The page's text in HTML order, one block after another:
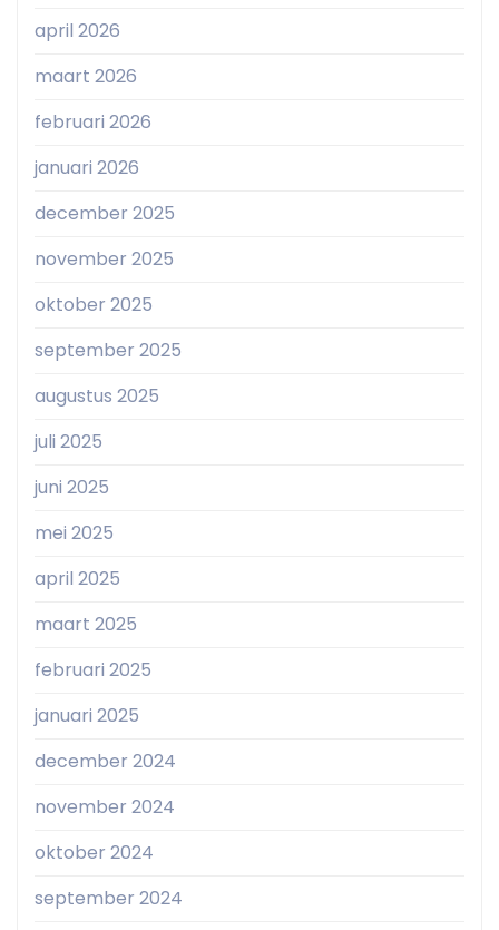
april 2026
maart 2026
februari 2026
januari 2026
december 2025
november 2025
oktober 2025
september 2025
augustus 2025
juli 2025
juni 2025
mei 2025
april 2025
maart 2025
februari 2025
januari 2025
december 2024
november 2024
oktober 2024
september 2024